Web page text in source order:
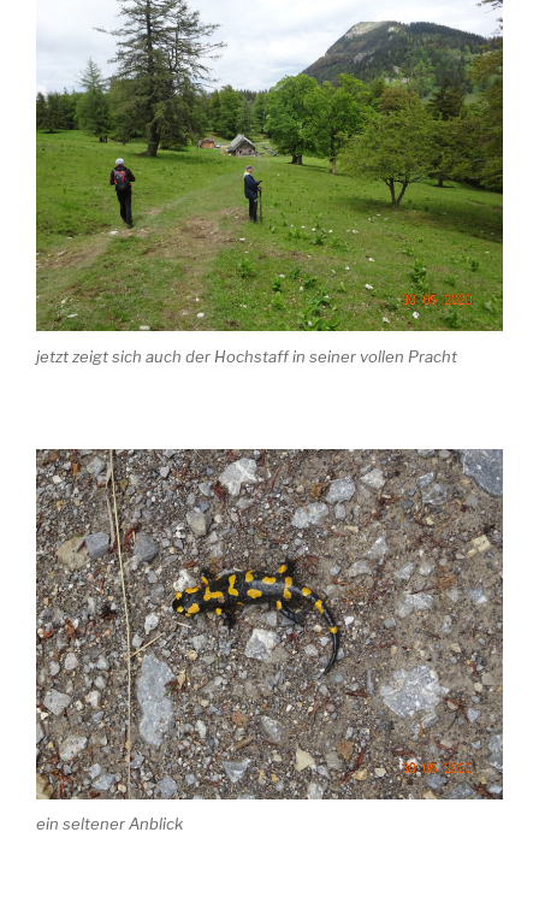
jetzt zeigt sich auch der Hochstaff in seiner vollen Pracht
ein seltener Anblick